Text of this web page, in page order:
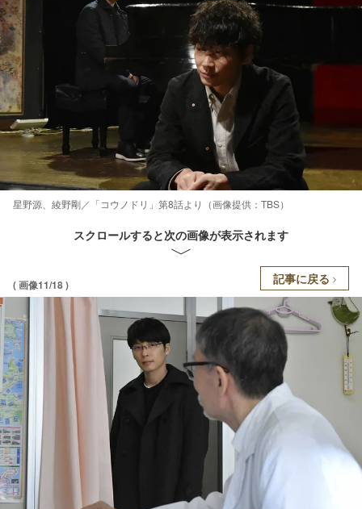
星野源、綾野剛／「コウノドリ」第8話より（画像提供：TBS）
スクロールすると次の画像が表示されます
( 画像11/18 ) 記事に戻る